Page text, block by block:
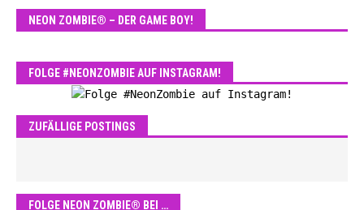
NEON ZOMBIE® – DER GAME BOY!
FOLGE #NEONZOMBIE AUF INSTAGRAM!
ZUFÄLLIGE POSTINGS
FOLGE NEON ZOMBIE® BEI …